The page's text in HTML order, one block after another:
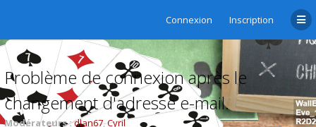
Connexion Inscription
Problème de connexion après le
changement d'adresse e-mail.
Modérateurs :dlan67,Cyril